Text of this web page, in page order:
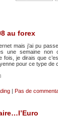
au forex
mais j’ai pu
une semaine
fois, je dirais que
pour ce type
| Pas de